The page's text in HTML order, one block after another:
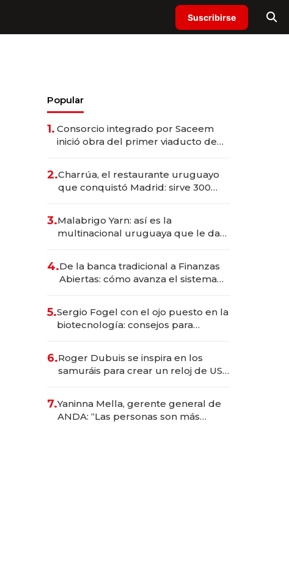
Suscribirse
Popular
1. Consorcio integrado por Saceem
inició obra del primer viaducto de
millones
2.Charrúa, el restaurante uruguayo
que conquistó Madrid: sirve 300
prepara apertura
3.Malabrigo Yarn: así es la
multinacional uruguaya que le da
4.De la banca tradicional a Finanzas
Abiertas: cómo avanza el sistema
5.Sergio Fogel con el ojo puesto en la
biotecnología: consejos para
6.Roger Dubuis se inspira en los
samuráis para crear un reloj de US$
7.Yaninna Mella, gerente general de
ANDA: “Las personas son más